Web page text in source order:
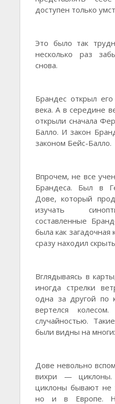
доступен только
Это было так
несколько раз
снова.
Брандес открыл
века. А в середине
открыли сначала
Балло. И закон
законом Бейс-Балло.
Впрочем, не все
Брандеса. Был в
Дове, который
изучать
составленные
была как загадочная
сразу находил
Вглядываясь в
иногда стрелки
одна за другой по
вертелся
случайностью.
были видны на
Дове невольно
вихри —
циклоны бывают не
но и в Европе.